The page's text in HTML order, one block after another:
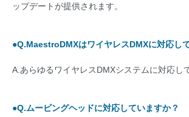
ップデートが提供されます。
●Q.MaestroDMXはワイヤレスDMXに対応し
A.あらゆるワイヤレスDMXシステムに対応し
●Q.ムービングヘッドに対応していますか？